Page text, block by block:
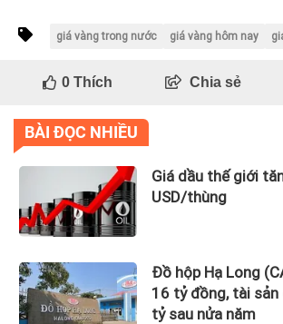
giá vàng trong nước giá vàng hôm nay
0Thích Chia sẻ
BÀI ĐỌC NHIỀU
Giá dầu thế giới
USD/thùng
Đồ hộp Hạ Long
16 tỷ đồng, tài
tỷ sau nửa năm